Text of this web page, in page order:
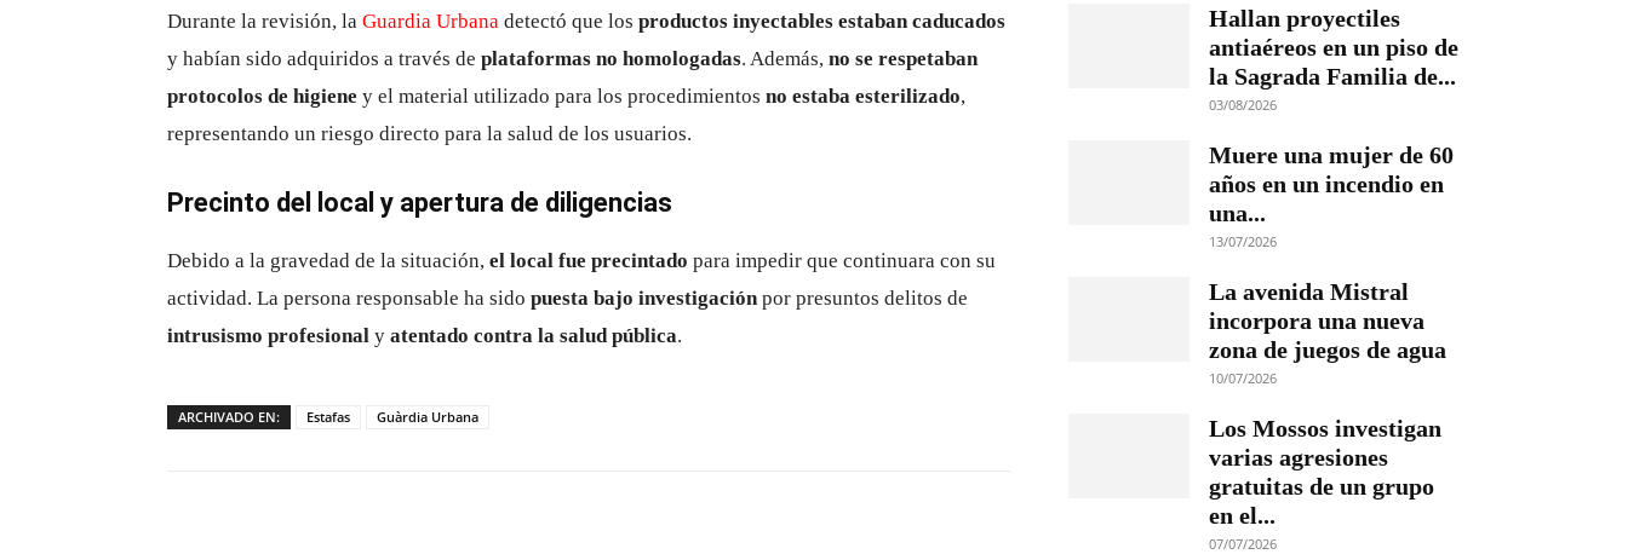
Durante la revisión, la Guardia Urbana detectó que los productos inyectables estaban caducados
y habían sido adquiridos a través de plataformas no homologadas. Además, no se respetaban
protocolos de higiene y el material utilizado para los procedimientos no estaba esterilizado,
representando un riesgo directo para la salud de los usuarios.
Precinto del local y apertura de diligencias
Debido a la gravedad de la situación, el local fue precintado para impedir que continuara con su
actividad. La persona responsable ha sido puesta bajo investigaciónpor presuntos delitos de
intrusismo profesional y atentado contra la salud pública.
ARCHIVADO EN: Estafas Guàrdia Urbana
Hallan proyectiles
antiaéreos en un piso de
la Sagrada Familia de...
03/08/2026
Muere una mujer de 60
años en un incendio en
una...
13/07/2026
La avenida Mistral
incorpora una nueva
zona de juegos de agua
10/07/2026
Los Mossos investigan
varias agresiones
gratuitas de un grupo
en el...
07/07/2026